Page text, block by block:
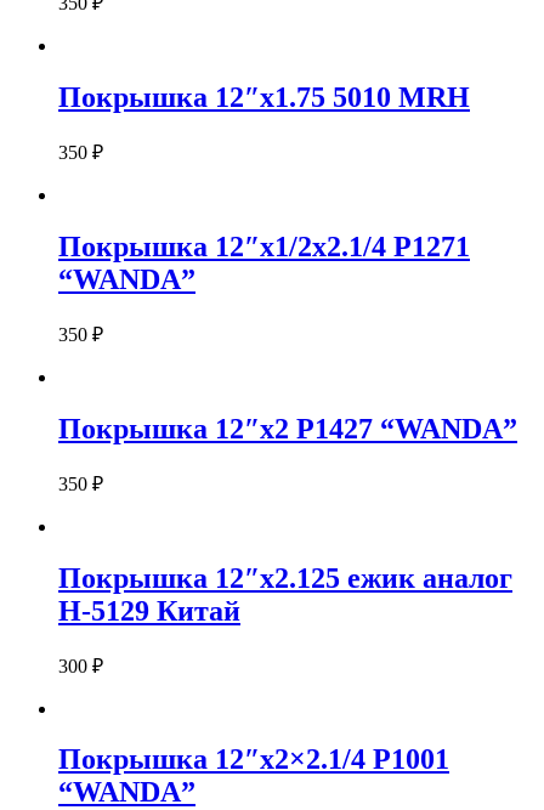
Покрышка 12″х1.75 5010 MRH
350 ₽
Покрышка 12″х1/2х2.1/4 P1271
“WANDA”
350 ₽
Покрышка 12″х2 P1427 “WANDA”
350 ₽
Покрышка 12″х2.125 ежик аналог
Н-5129 Китай
300 ₽
Покрышка 12″х2×2.1/4 P1001
“WANDA”